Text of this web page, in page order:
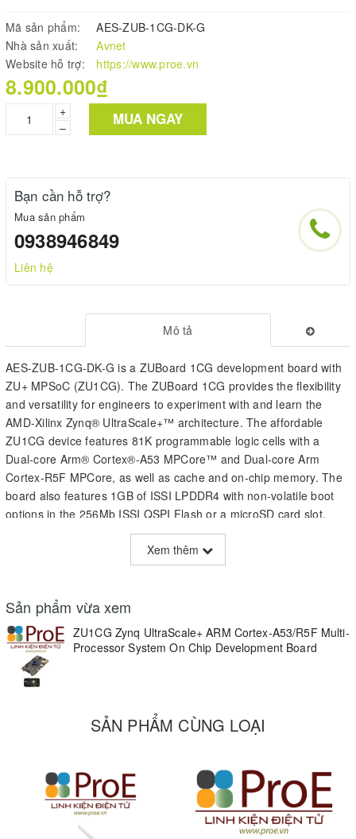
Mã sản phẩm:
AES-ZUB-1CG-DK-G
Nhà sản xuất:
Avnet
Website hỗ trợ:
https://www.proe.vn
8.900.000₫
+
–
MUA NGAY
Bạn cần hỗ trợ?
Mua sản phẩm
0938946849
Liên hệ
Mô tả
AES-ZUB-1CG-DK-G is a ZUBoard 1CG development board with
ZU+ MPSoC (ZU1CG). The ZUBoard 1CG provides the flexibility
and versatility for engineers to experiment with and learn the
AMD-Xilinx Zynq® UltraScale+™ architecture. The affordable
ZU1CG device features 81K programmable logic cells with a
Dual-core Arm® Cortex®-A53 MPCore™ and Dual-core Arm
Cortex-R5F MPCore, as well as cache and on-chip memory. The
board also features 1GB of ISSI LPDDR4 with non-volatile boot
options in the 256Mb ISSI QSPI Flash or a microSD card slot.
Microchip PHYs enable both 10/100/1000 Ethernet and USB 2.0
Host. A microUSB port provides on-board JTAG/UART access.
Microchip oscillators and ECS crystals provide clocking to the ZU1
interfaces. Power the board through USB-C with a Microchip
controller and TDK μPOL™ power modules. A combination of
slide switches, push buttons, mono- and RGBLEDs allow user
interaction with the board.
Key Features
On-board JTAG and UART debug interface
STMicroelectronics temperature and pressure sensors
enabled with ECS and custom power
Expansion with 3 SYZYGY and 1 Click, enabled by Samtec
connectors
User RGB and monochrome LEDs
Xem thêm
Sản phẩm vừa xem
ZU1CG Zynq UltraScale+ ARM Cortex-A53/R5F Multi-
Processor System On Chip Development Board
SẢN PHẨM CÙNG LOẠI